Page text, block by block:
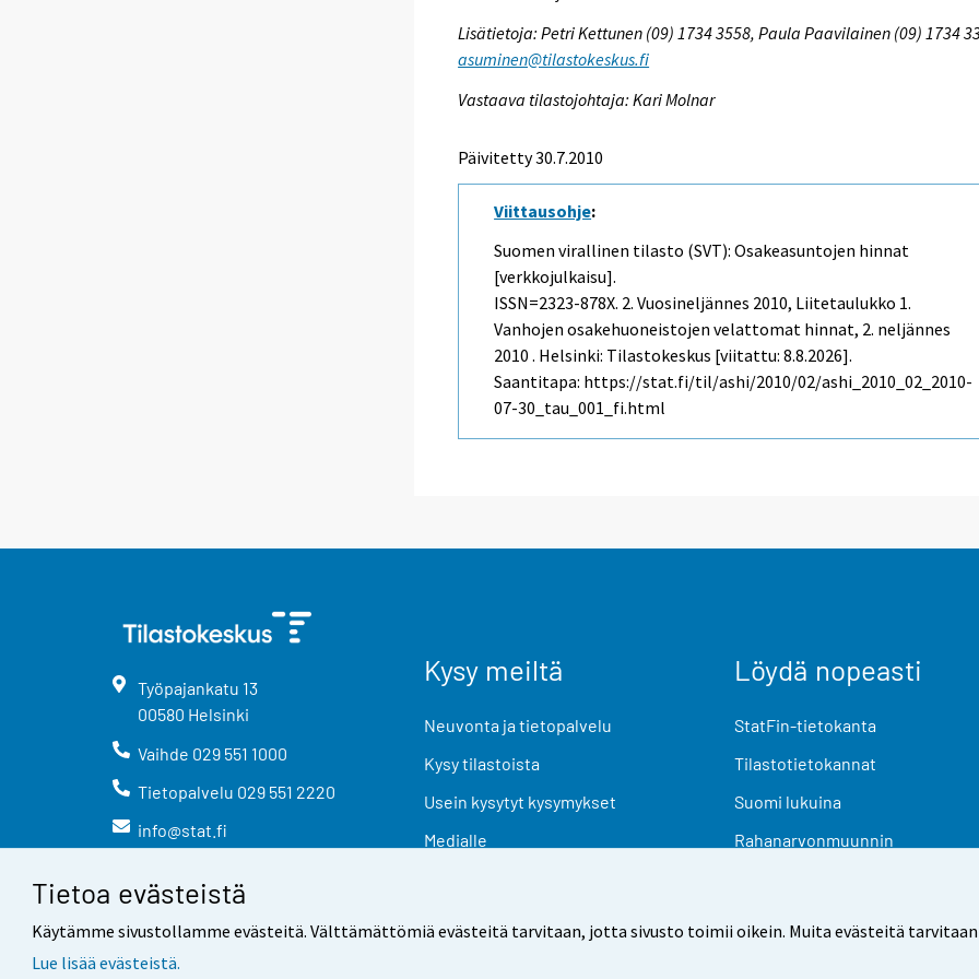
Tietoa evästeistä
Käytämme sivustollamme evästeitä. Välttämättömiä evästeitä tarvitaan, jotta sivusto toimii oikein. Muita evästeitä
Lue lisää evästeistä.
Lisätietoja: Petri Kettunen (09) 1734 3558, Paula Paavilainen (09) 1734
asuminen@tilastokeskus.fi
Vastaava tilastojohtaja: Kari Molnar
Päivitetty 30.7.2010
Viittausohje:
Suomen virallinen tilasto (SVT): Osakeasuntojen hinnat
[verkkojulkaisu].
ISSN=2323-878X. 2. Vuosineljännes 2010, Liitetaulukko 1.
Vanhojen osakehuoneistojen velattomat hinnat, 2. neljännes
2010 . Helsinki: Tilastokeskus [viitattu: 8.8.2026].
Saantitapa: https://stat.fi/til/ashi/2010/02/ashi_2010_02_2010-
07-30_tau_001_fi.html
Työpajankatu 13
00580 Helsinki
Vaihde 029 551 1000
Tietopalvelu 029 551 2220
info@stat.fi
Kysy meiltä
Neuvonta ja tietopalvelu
Kysy tilastoista
Usein kysytyt kysymykset
Medialle
Löydä nopeasti
StatFin-tietokanta
Tilastotietokannat
Suomi lukuina
Rahanarvonmuunnin